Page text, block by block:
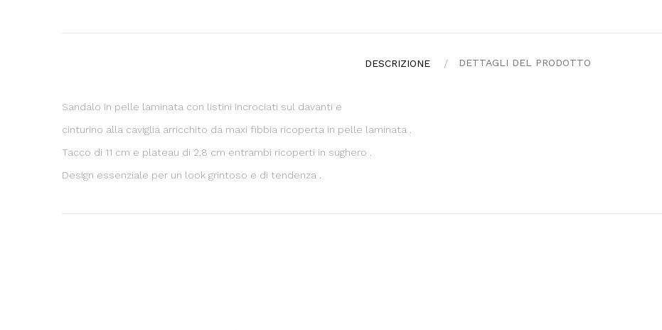
DESCRIZIONE DETTAGLI DEL PRODOTTO
Sandalo in pelle laminata con listini incrociati sul davanti e
cinturino alla caviglia arricchito da maxi fibbia ricoperta in pelle laminata .
Tacco di 11 cm e plateau di 2,8 cm entrambi ricoperti in sughero .
Design essenziale per un look grintoso e di tendenza .